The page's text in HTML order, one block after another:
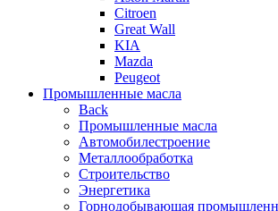
Citroen
Great Wall
KIA
Mazda
Peugeot
Промышленные масла
Back
Промышленные масла
Автомобилестроение
Металлообработка
Строительство
Энергетика
Горнодобывающая